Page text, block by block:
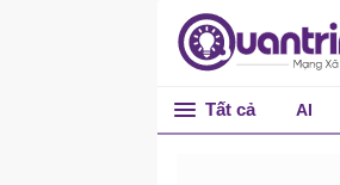
Tất cả AI